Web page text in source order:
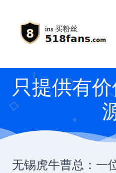
只提供有
无锡虎牛曹总：一